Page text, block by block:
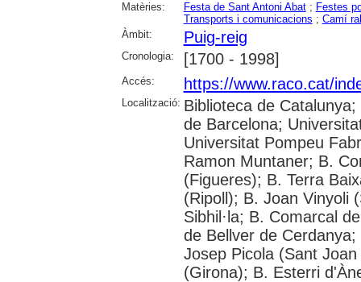
Matèries: Festa de Sant Antoni Abat; Festes
Transports i comunicacions ; Camí ral
Àmbit:
Puig-reig
Cronologia: [1700 - 1998]
Accés: https://www.raco.cat/
Localització: Biblioteca de
de Barcelona;
Universitat Pompeu
Ramon Muntaner; B.
(Figueres); B. Terra
(Ripoll); B. Joan Vinyoli
Sibhil·la; B. Comarcal
de Bellver de
Josep Picola (Sant
(Girona); B. Esterri